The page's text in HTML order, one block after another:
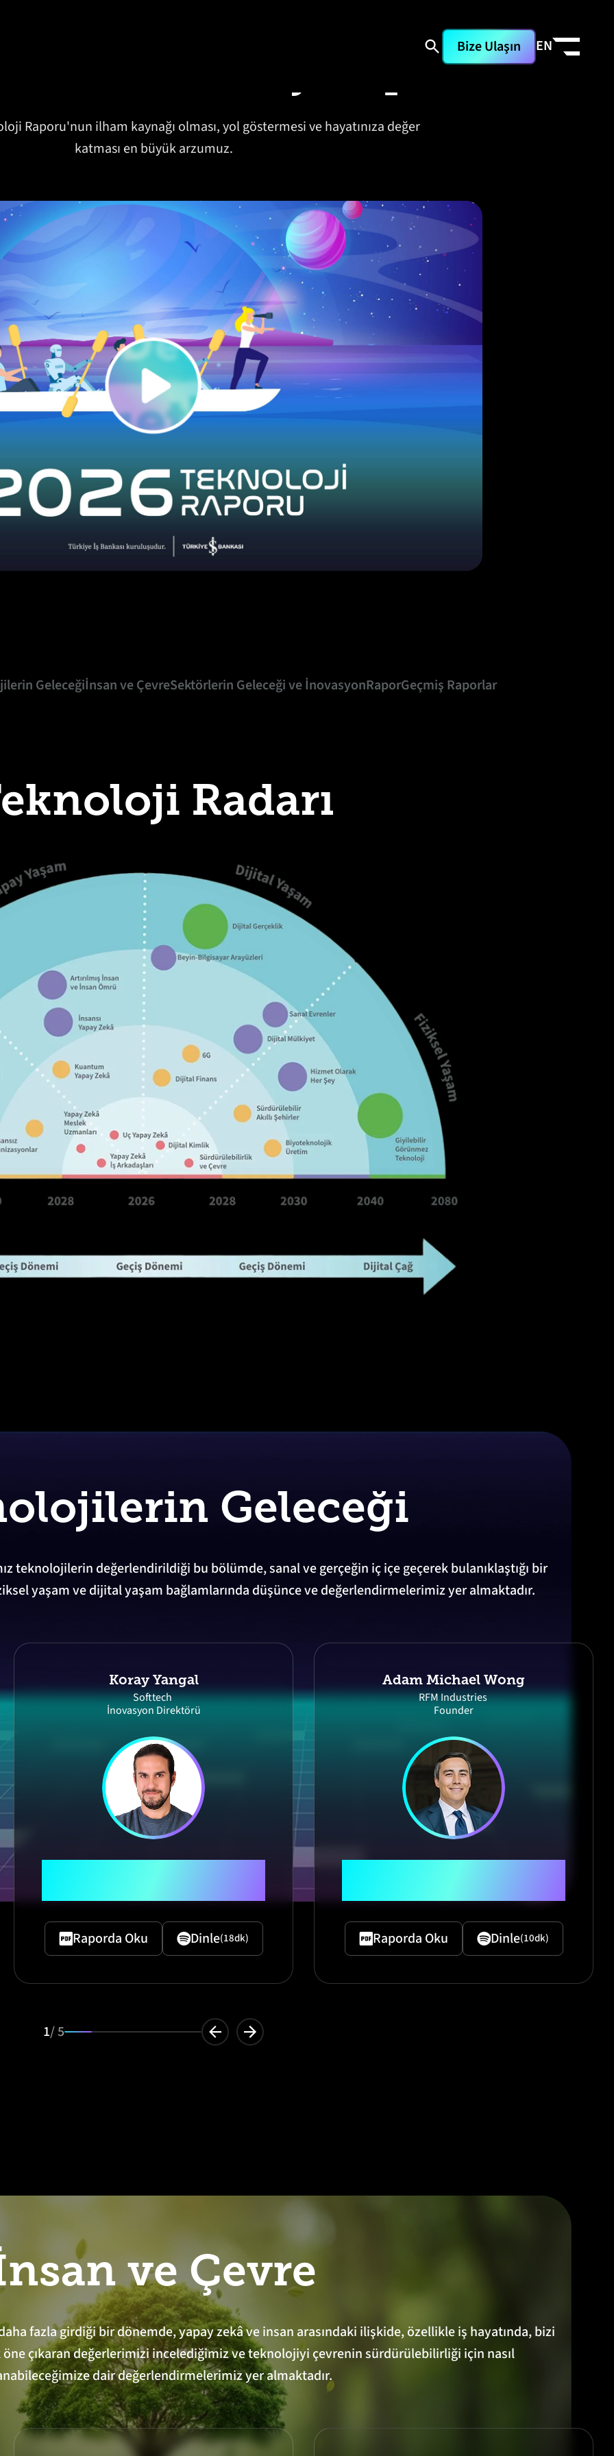
Bize Ulaşın EN
Teknoloji Raporu
Raporu'nun ilham kaynağı olması, yol göstermesi ve hayatınıza değer
katması en büyük arzumuz.
Geleceğiİnsan ve ÇevreSektörlerin Geleceği ve İnovasyonRaporGeçmiş Raporlar
Radarı
Geleceği
teknolojilerin değerlendirildiği bu bölümde, sanal ve gerçeğin iç içe geçerek bulanıklaştığı bir
yaşam ve dijital yaşam bağlamlarında düşünce ve değerlendirmelerimiz yer almaktadır.
Koray Yangal
Softtech
İnovasyon Direktörü
Raporda Oku Dinle(18dk)
Adam Michael Wong
RFM Industries
Founder
Raporda Oku Dinle(10dk)
1/ 5
ve Çevre
fazla girdiği bir dönemde, yapay zekâ ve insan arasındaki ilişkide, özellikle iş hayatında, bizi
çıkaran değerlerimizi incelediğimiz ve teknolojiyi çevrenin sürdürülebilirliği için nasıl
dair değerlendirmelerimiz yer almaktadır.